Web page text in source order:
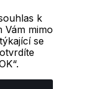
|Ochrana osobních
k
Vám mimo
se